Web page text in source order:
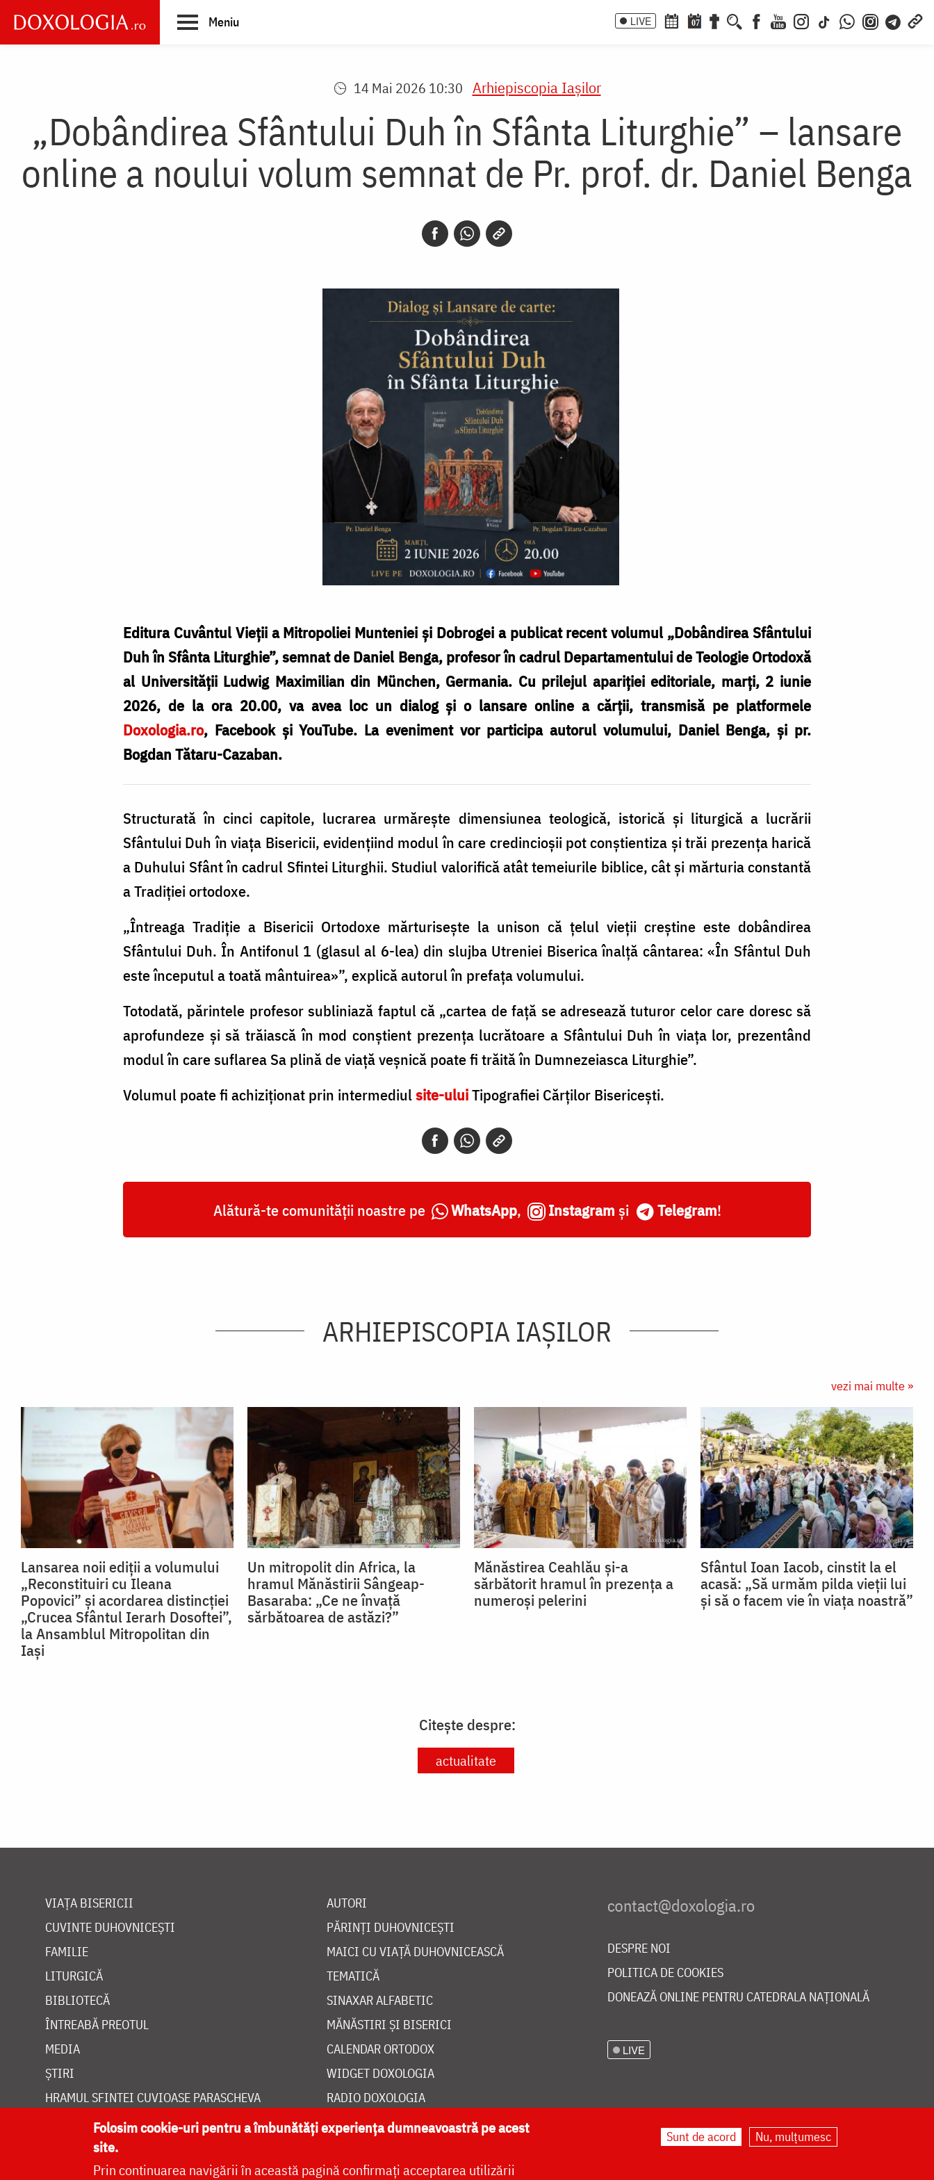
main
Meniu LIVE 07
14 Mai 2026 10:30 Arhiepiscopia Iaşilor
„Dobândirea Sfântului Duh în Sfânta Liturghie” – lansare
online a noului volum semnat de Pr. prof. dr. Daniel Benga
Editura Cuvântul Viețiia Mitropoliei Munteniei și Dobrogei a publicat recent volumul „Dobândirea Sfântului
Duh în Sfânta Liturghie”, semnat de Daniel Benga, profesor în cadrul Departamentului de Teologie Ortodoxă
al Universității Ludwig Maximilian din München, Germania. Cu prilejul apariției editoriale, marți, 2 iunie
2026, de la ora 20.00, va avea loc un dialog și o lansare online a cărții, transmisă pe platformele
Doxologia.ro, Facebook și YouTube. La eveniment vor participa autorul volumului, Daniel Benga, și pr.
Bogdan Tătaru-Cazaban.
Structurată în cinci capitole, lucrarea urmărește dimensiunea teologică, istorică și liturgică a lucrării
Sfântului Duh în viața Bisericii, evidențiind modul în care credincioșii pot conștientiza și trăi prezența harică
a Duhului Sfânt în cadrul Sfintei Liturghii. Studiul valorifică atât temeiurile biblice, cât și mărturia constantă
a Tradiției ortodoxe.
„Întreaga Tradiție a Bisericii Ortodoxe mărturisește la unison că țelul vieții creștine este dobândirea
Sfântului Duh. În Antifonul 1 (glasul al 6-lea) din slujba Utreniei Biserica înalță cântarea: «În Sfântul Duh
este începutul a toată mântuirea»”, explică autorul în prefața volumului.
Totodată, părintele profesor subliniază faptul că „cartea de față se adresează tuturor celor care doresc să
aprofundeze și să trăiască în mod conștient prezența lucrătoare a Sfântului Duh în viața lor, prezentând
modul în care suflarea Sa plină de viață veșnică poate fi trăită în Dumnezeiasca Liturghie”.
Volumul poate fi achiziționat prin intermediulsite-uluiTipografiei Cărților Bisericești.
Alătură-te comunității noastre pe WhatsApp, Instagram și Telegram!
ARHIEPISCOPIA IAŞILOR
vezi mai multe »
Lansarea noii ediții a volumului
„Reconstituiri cu Ileana
Popovici” și acordarea distincției
„Crucea Sfântul Ierarh Dosoftei”,
la Ansamblul Mitropolitan din
Iași
Un mitropolit din Africa, la
hramul Mănăstirii Sângeap-
Basaraba: „Ce ne învață
sărbătoarea de astăzi?”
Mănăstirea Ceahlău și-a
sărbătorit hramul în prezența a
numeroși pelerini
Sfântul Ioan Iacob, cinstit la el
acasă: „Să urmăm pilda vieții lui
și să o facem vie în viața noastră”
Citește despre:
actualitate
VIAȚA BISERICII
CUVINTE DUHOVNICEȘTI
FAMILIE
LITURGICĂ
BIBLIOTECĂ
ÎNTREABĂ PREOTUL
MEDIA
ȘTIRI
HRAMUL SFINTEI CUVIOASE PARASCHEVA
AUTORI
PĂRINȚI DUHOVNICEȘTI
MAICI CU VIAȚĂ DUHOVNICEASCĂ
TEMATICĂ
SINAXAR ALFABETIC
MĂNĂSTIRI ȘI BISERICI
CALENDAR ORTODOX
WIDGET DOXOLOGIA
RADIO DOXOLOGIA
DESPRE NOI
POLITICA DE COOKIES
DONEAZĂ ONLINE PENTRU CATEDRALA NAȚIONALĂ
LIVE
Folosim cookie-uri pentru a îmbunătăți experiența dumneavoastră pe acest
site.
Prin continuarea navigării în această pagină confirmați acceptarea utilizării
Sunt de acord Nu, mulțumesc